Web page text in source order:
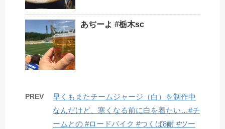
あぢーよ #栃木sc
PREV
早くもまた️チームジャージ（白）を制作中
なんだけど、寒くなる前に白を着たい…#チ
ームとの #ロードバイク #つくば8耐 #ツー